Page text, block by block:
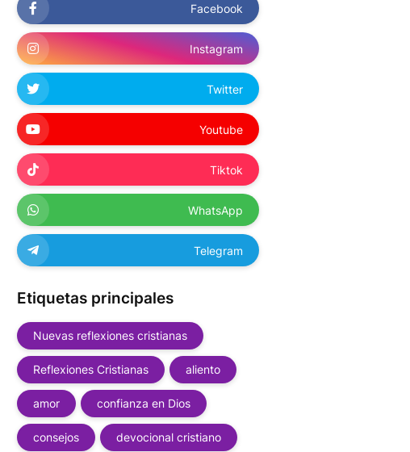
Facebook
Instagram
Twitter
Youtube
Tiktok
WhatsApp
Telegram
Etiquetas principales
Nuevas reflexiones cristianas
Reflexiones Cristianas aliento
amor confianza en Dios
consejos devocional cristiano